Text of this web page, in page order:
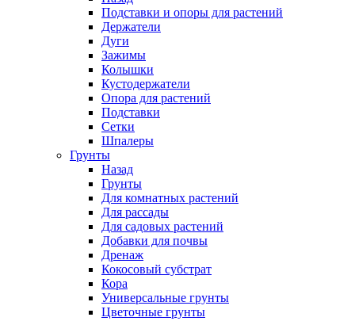
Подставки и опоры для растений
Держатели
Дуги
Зажимы
Колышки
Кустодержатели
Опора для растений
Подставки
Сетки
Шпалеры
Грунты
Назад
Грунты
Для комнатных растений
Для рассады
Для садовых растений
Добавки для почвы
Дренаж
Кокосовый субстрат
Кора
Универсальные грунты
Цветочные грунты